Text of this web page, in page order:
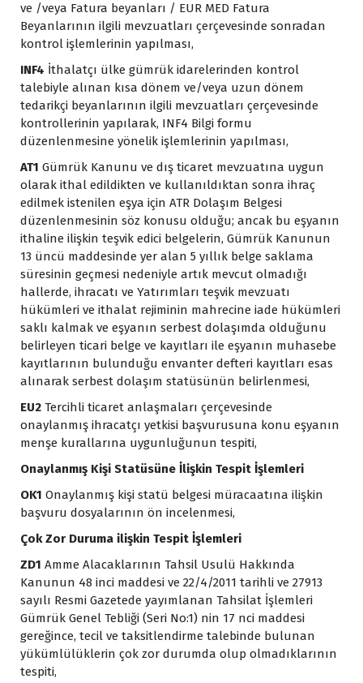
ve /veya Fatura beyanları / EUR MED Fatura
Beyanlarının ilgili mevzuatları çerçevesinde sonradan
kontrol işlemlerinin yapılması,
INF4 İthalatçı ülke gümrük idarelerinden kontrol
talebiyle alınan kısa dönem ve/veya uzun dönem
tedarikçi beyanlarının ilgili mevzuatları çerçevesinde
kontrollerinin yapılarak, INF4 Bilgi formu
düzenlenmesine yönelik işlemlerinin yapılması,
AT1 Gümrük Kanunu ve dış ticaret mevzuatına uygun
olarak ithal edildikten ve kullanıldıktan sonra ihraç
edilmek istenilen eşya için ATR Dolaşım Belgesi
düzenlenmesinin söz konusu olduğu; ancak bu eşyanın
ithaline ilişkin teşvik edici belgelerin, Gümrük Kanunun
13 üncü maddesinde yer alan 5 yıllık belge saklama
süresinin geçmesi nedeniyle artık mevcut olmadığı
hallerde, ihracatı ve Yatırımları teşvik mevzuatı
hükümleri ve ithalat rejiminin mahrecine iade hükümleri
saklı kalmak ve eşyanın serbest dolaşımda olduğunu
belirleyen ticari belge ve kayıtları ile eşyanın muhasebe
kayıtlarının bulunduğu envanter defteri kayıtları esas
alınarak serbest dolaşım statüsünün belirlenmesi,
EU2 Tercihli ticaret anlaşmaları çerçevesinde
onaylanmış ihracatçı yetkisi başvurusuna konu eşyanın
menşe kurallarına uygunluğunun tespiti,
Onaylanmış Kişi Statüsüne İlişkin Tespit İşlemleri
OK1 Onaylanmış kişi statü belgesi müracaatına ilişkin
başvuru dosyalarının ön incelenmesi,
Çok Zor Duruma ilişkin Tespit İşlemleri
ZD1 Amme Alacaklarının Tahsil Usulü Hakkında
Kanunun 48 inci maddesi ve 22/4/2011 tarihli ve 27913
sayılı Resmi Gazetede yayımlanan Tahsilat İşlemleri
Gümrük Genel Tebliği (Seri No:1) nin 17 nci maddesi
gereğince, tecil ve taksitlendirme talebinde bulunan
yükümlülüklerin çok zor durumda olup olmadıklarının
tespiti,